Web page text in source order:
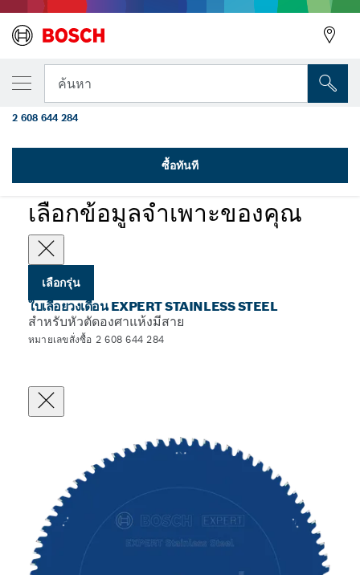
ค้นหา
ใบเลื่อยวงเดือน EXPERT Stainless Steel มีสาย สำหรับหัวตัดแห้ง
เลือกข้อมูลจำเพาะของคุณ
เลือกรุ่น
ใบเลื่อยวงเดือน EXPERT STAINLESS STEEL
สําหรับหัวตัดองศาแห้งมีสาย
หมายเลขสั่งซื้อ 2 608 644 284
รุ่นที่คุณเลือก
ใบเลื่อยวงเดือน EXPERT Stainless Steel 305
x 2.5/2.2 x 25.4 มม. T80
2 608 644 284
ซื้อทันที